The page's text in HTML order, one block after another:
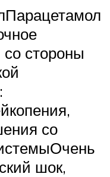
стороны
со
шок,